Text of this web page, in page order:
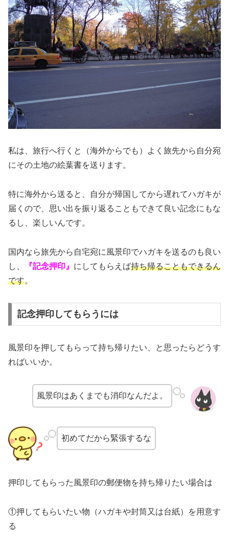
私は、旅行へ行くと（海外からでも）よく旅先から自分宛
にその土地の絵葉書を送ります。
特に海外から送ると、自分が帰国してから遅れてハガキが
届くので、思い出を振り返ることもできて良い記念にもな
るし、楽しいんです。
国内なら旅先から自宅宛に風景印でハガキを送るのも良い
し、
『記念押印』 にしてもらえば持ち帰ることもできるん
です。
記念押印してもらうには
風景印を押してもらって持ち帰りたい、と思ったらどうす
ればいいか。
風景印はあくまでも消印なんだよ。
初めてだから緊張するな
押印してもらった風景印の郵便物を持ち帰りたい場合は
①押してもらいたい物（ハガキや封筒又は台紙）を用意す
る